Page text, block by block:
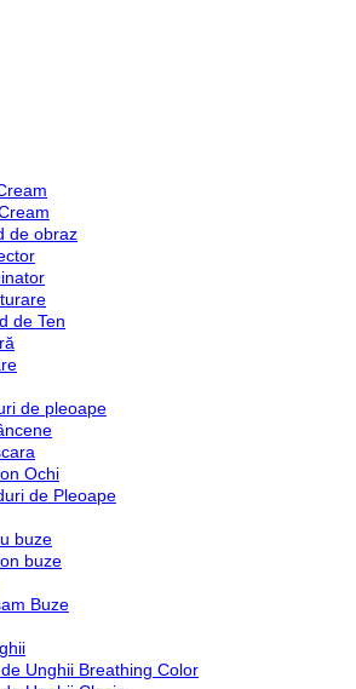
de obraz
de Ten
de pleoape
Ochi
de Pleoape
buze
buze
Buze
Unghii Breathing Color